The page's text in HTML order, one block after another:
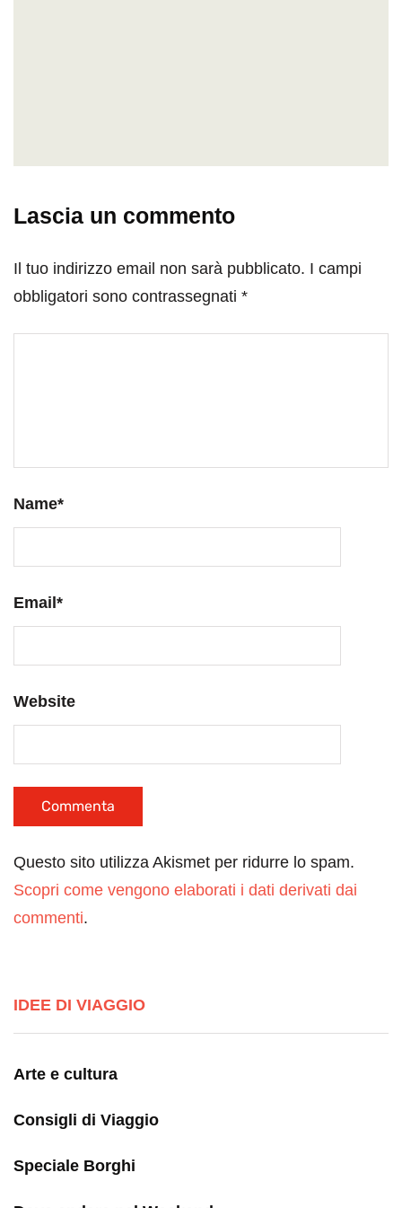
Lascia un commento
Il tuo indirizzo email non sarà pubblicato. I campi
obbligatori sono contrassegnati *
Name*
Email*
Website
Questo sito utilizza Akismet per ridurre lo spam.
Scopri come vengono elaborati i dati derivati dai
commenti.
IDEE DI VIAGGIO
Arte e cultura
Consigli di Viaggio
Speciale Borghi